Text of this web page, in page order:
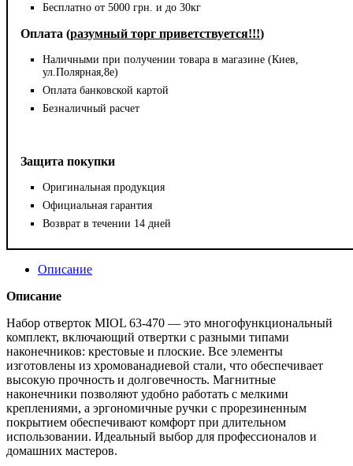
Бесплатно от 5000 грн. и до 30кг
Оплата (разумный торг приветствуется!!!)
Наличными при получении товара в магазине (Киев,
ул.Полярная,8е)
Оплата банковской картой
Безналичный расчет
Защита покупки
Оригинальная продукция
Официальная гарантия
Возврат в течении 14 дней
Описание
Описание
Набор отверток MIOL 63-470 — это многофункциональный
комплект, включающий отвертки с разными типами
наконечников: крестовые и плоские. Все элементы
изготовлены из хромованадиевой стали, что обеспечивает
высокую прочность и долговечность. Магнитные
наконечники позволяют удобно работать с мелкими
креплениями, а эргономичные ручки с прорезиненным
покрытием обеспечивают комфорт при длительном
использовании. Идеальный выбор для профессионалов и
домашних мастеров.